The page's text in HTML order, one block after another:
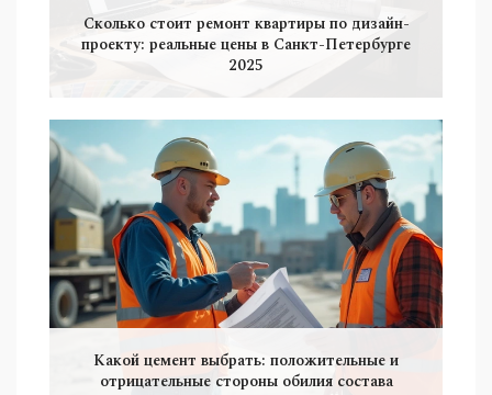
Сколько стоит ремонт квартиры по дизайн-
проекту: реальные цены в Санкт-Петербурге
2025
Какой цемент выбрать: положительные и
отрицательные стороны обилия состава